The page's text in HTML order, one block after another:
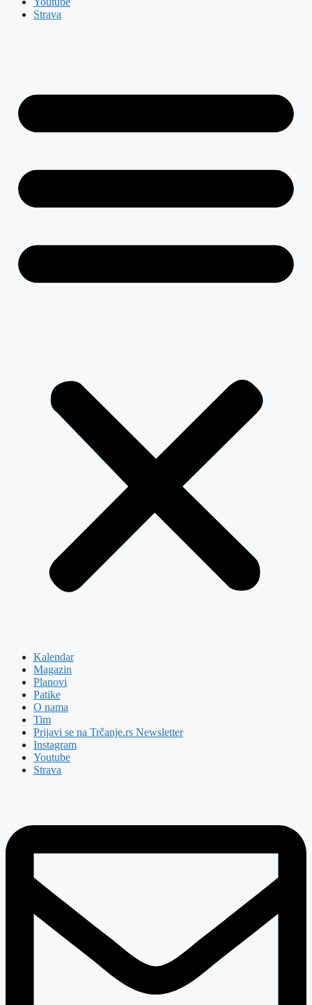
Strava
Kalendar
Magazin
Planovi
Patike
O nama
Tim
Prijavi se na Trčanje.rs Newsletter
Instagram
Youtube
Strava